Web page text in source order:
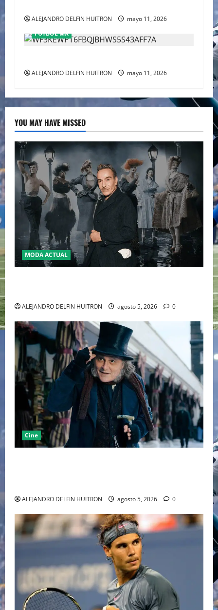
ALEJANDRO DELFIN HUITRON
mayo 11, 2026
FÚTBOL MX
ALEJANDRO DELFIN HUITRON mayo 11, 2026
YOU MAY HAVE MISSED
MODA ACTUAL
ALEJANDRO DELFIN HUITRON agosto 5, 2026 0
Cine
ALEJANDRO DELFIN HUITRON agosto 5, 2026 0